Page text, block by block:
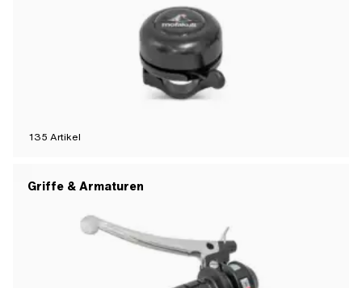
135 Artikel
Griffe & Armaturen